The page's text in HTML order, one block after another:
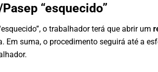
“esquecido”
o trabalhador terá que abrir um
Em suma, o procedimento seguirá até a